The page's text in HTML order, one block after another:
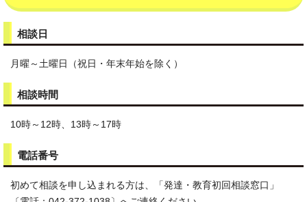
相談日
月曜～土曜日（祝日・年末年始を除く）
相談時間
10時～12時、13時～17時
電話番号
初めて相談を申し込まれる方は、「発達・教育初回相談窓口」